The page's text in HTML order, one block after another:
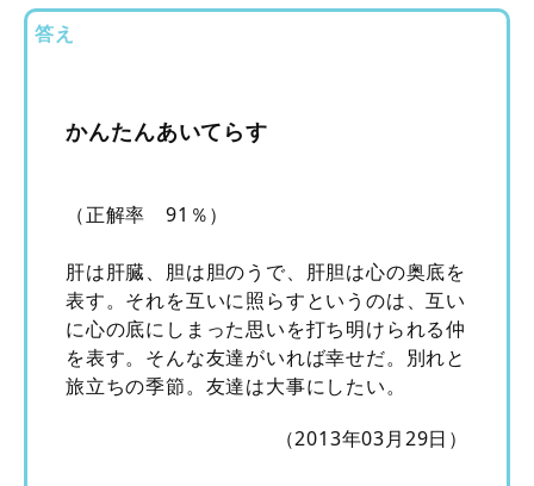
答え
かんたんあいてらす
（正解率 91％）
肝は肝臓、胆は胆のうで、肝胆は心の奥底を
表す。それを互いに照らすというのは、互い
に心の底にしまった思いを打ち明けられる仲
を表す。そんな友達がいれば幸せだ。別れと
旅立ちの季節。友達は大事にしたい。
（2013年03月29日）